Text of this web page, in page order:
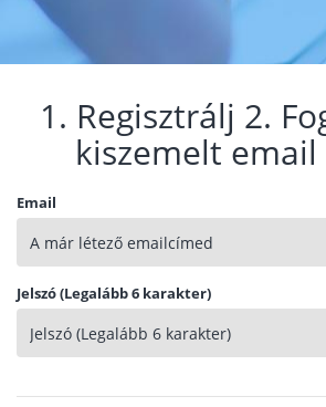
1. Regisztrálj 2.
kiszemelt
Email
Jelszó (Legalább 6 karakter)